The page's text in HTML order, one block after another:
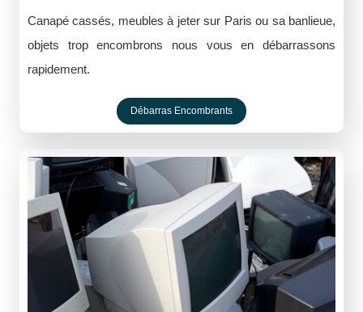
Canapé cassés, meubles à jeter sur Paris ou sa banlieue,
objets trop encombrons nous vous en débarrassons
rapidement.
Débarras Encombrants